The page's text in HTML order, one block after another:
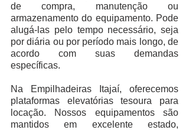
de compra, manutenção ou
armazenamento do equipamento. Pode
alugá-las pelo tempo necessário, seja
por diária ou por período mais longo, de
acordo com suas demandas
específicas.
Na Empilhadeiras Itajaí, oferecemos
plataformas elevatórias tesoura para
locação. Nossos equipamentos são
mantidos em excelente estado,